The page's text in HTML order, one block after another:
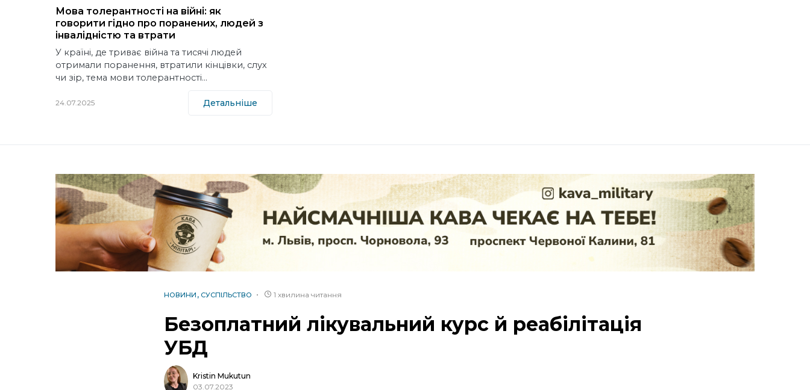
Мова толерантності на війні: як
говорити гідно про поранених, людей з
інвалідністю та втрати
У країні, де триває війна та тисячі людей
отримали поранення, втратили кінцівки, слух
чи зір, тема мови толерантності…
24.07.2025 Детальніше
НОВИНИ СУСПІЛЬСТВО 1 хвилина читання
Безоплатний лікувальний курс й реабілітація
УБД
Kristin Mukutun
03.07.2023